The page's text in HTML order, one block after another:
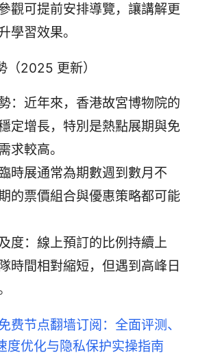
觀可提前安排導覽，讓講解更
學習效果。
（2025 更新）
：近年來，香港故宮博物院的
定增長，特別是熱點展期與免
求較高。
時展通常為期數週到數月不
的票價組合與優惠策略都可能
度：線上預訂的比例持續上
時間相對縮短，但遇到高峰日
费节点翻墙订阅：全面评测、
度优化与隐私保护实操指南